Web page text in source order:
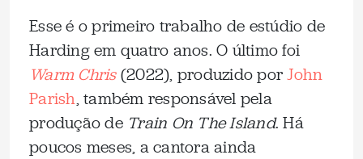
Esse é o primeiro trabalho de estúdio de
Harding em quatro anos. O último foi
Warm Chris(2022), produzido porJohn
Parish, também responsável pela
produção de Train On The Island. Há
poucos meses, a cantora ainda